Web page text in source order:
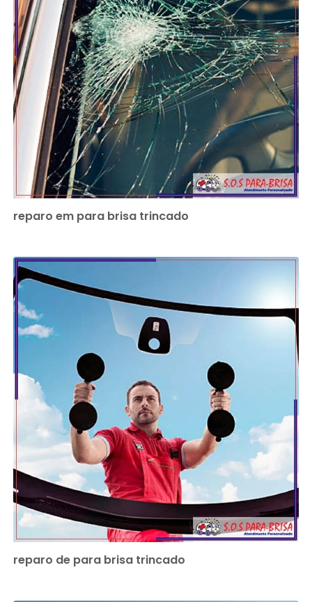
reparo em para brisa trincado
reparo de para brisa trincado